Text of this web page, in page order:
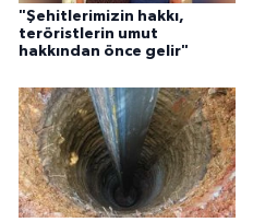
"Şehitlerimizin hakkı,
teröristlerin umut
hakkından önce gelir"